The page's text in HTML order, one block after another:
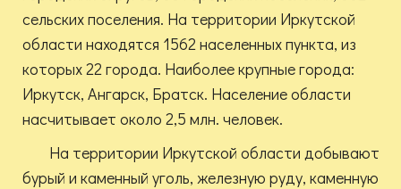
сельских поселения. На территории Иркутской
области находятся 1562 населенных пункта, из
которых 22 города. Наиболее крупные города:
Иркутск, Ангарск, Братск. Население области
насчитывает около 2,5 млн. человек.
На территории Иркутской области добывают
бурый и каменный уголь, железную руду, каменную